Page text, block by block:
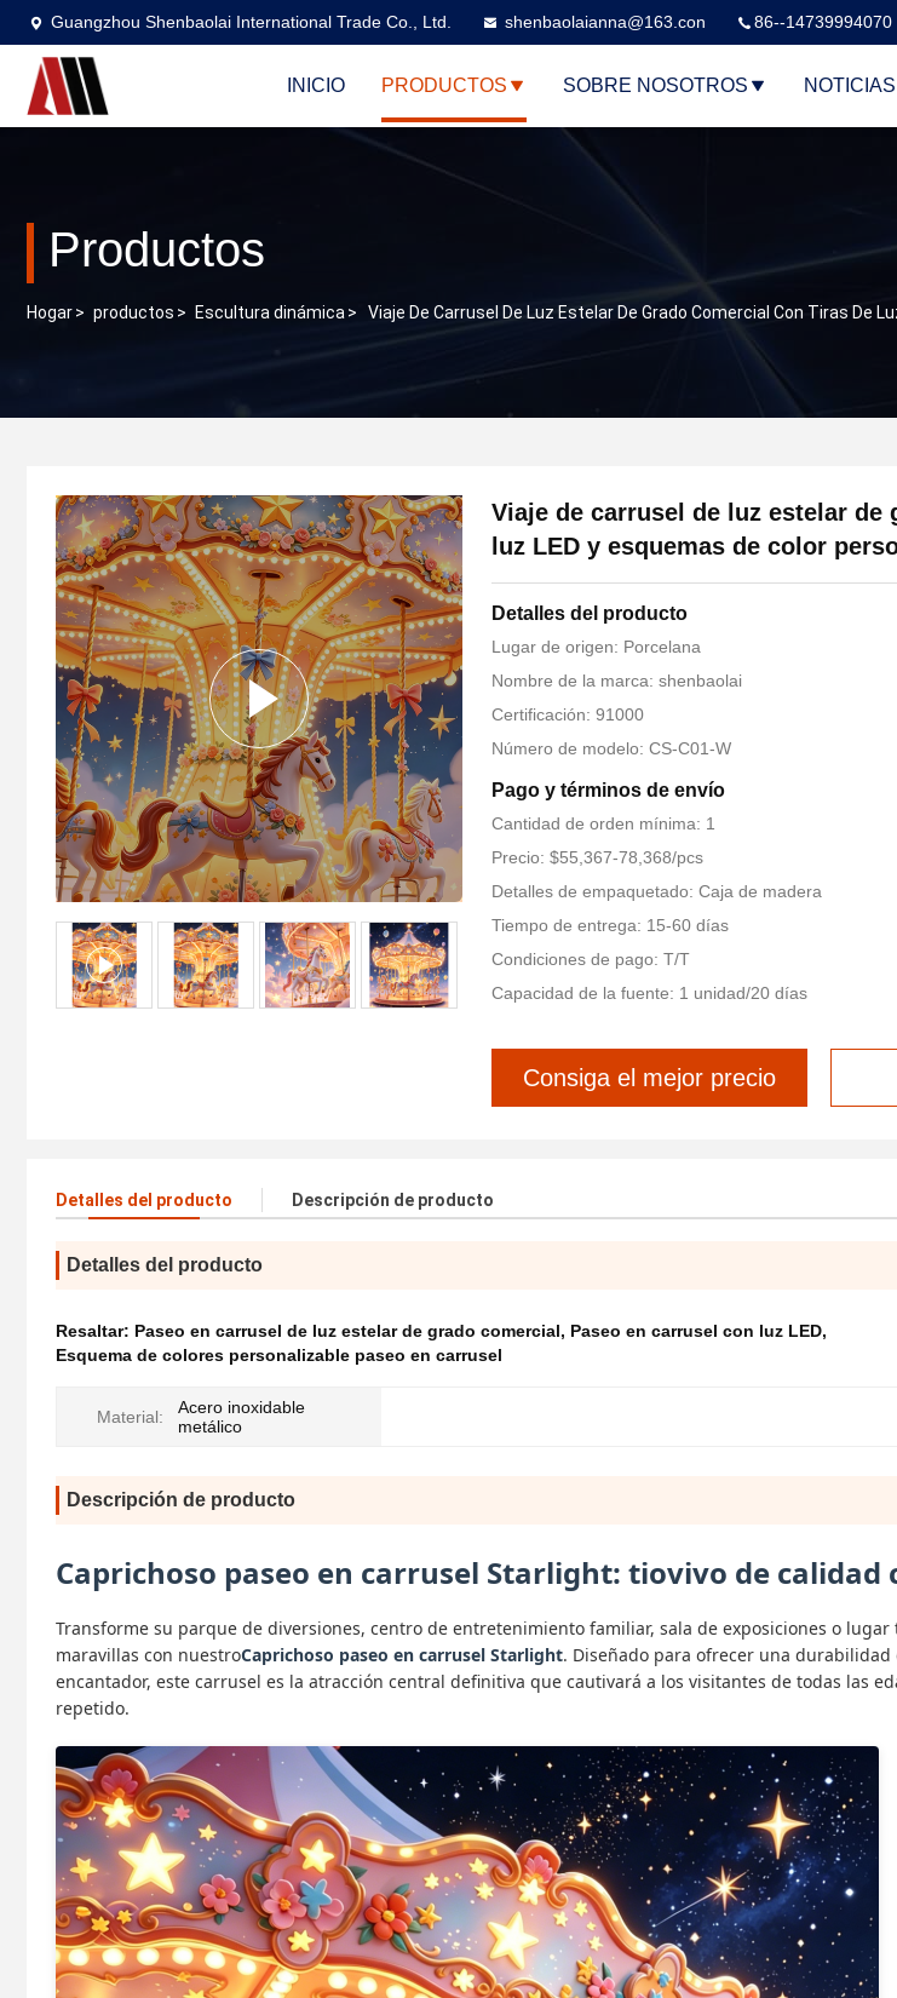
Guangzhou Shenbaolai International Trade Co., Ltd. shenbaolaianna@163.con 86--14739994070
INICIO PRODUCTOS SOBRE NOSOTROS NOTICIAS
Productos
Hogar> productos > Escultura dinámica> Viaje De Carrusel De Luz Estelar De Grado Comercial Con Tiras De
Viaje de carrusel de luz estelar
luz LED y esquemas de color
Detalles del producto
Lugar de origen: Porcelana
Nombre de la marca: shenbaolai
Certificación: 91000
Número de modelo: CS-C01-W
Pago y términos de envío
Cantidad de orden mínima: 1
Precio: $55,367-78,368/pcs
Detalles de empaquetado: Caja de madera
Tiempo de entrega: 15-60 días
Condiciones de pago: T/T
Capacidad de la fuente: 1 unidad/20 días
Consiga el mejor precio
Detalles del producto Descripción de producto
Detalles del producto
Resaltar: Paseo en carrusel de luz estelar de grado comercial, Paseo en carrusel con luz LED,
Esquema de colores personalizable paseo en carrusel
Material:
Acero inoxidable
metálico
Descripción de producto
Caprichoso paseo en carrusel Starlight: tiovivo de calidad
Transforme su parque de diversiones, centro de entretenimiento familiar, sala de exposiciones o
maravillas con nuestroCaprichoso paseo en carrusel Starlight. Diseñado para ofrecer una
encantador, este carrusel es la atracción central definitiva que cautivará a los visitantes de todas las
repetido.